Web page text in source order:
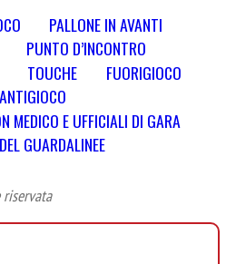
PALLONE IN AVANTI
PUNTO D’INCONTRO
TOUCHE
FUORIGIOCO
ANTIGIOCO
MEDICO E UFFICIALI DI GARA
GUARDALINEE